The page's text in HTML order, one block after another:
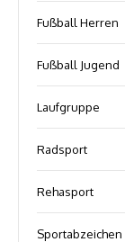
Fußball Herren
Fußball Jugend
Laufgruppe
Radsport
Rehasport
Sportabzeichen